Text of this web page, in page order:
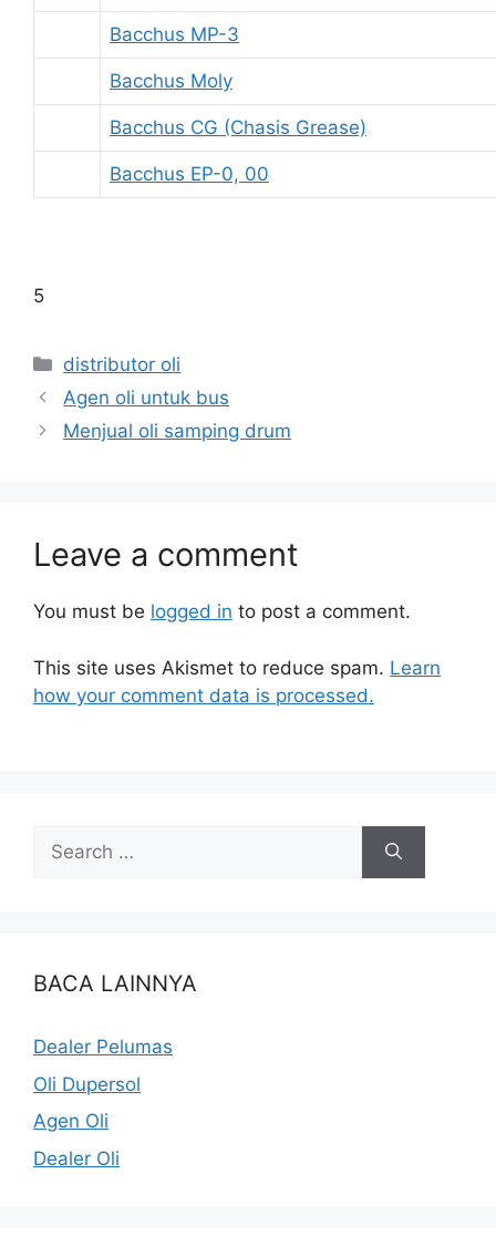
Bacchus MP-3
Bacchus Moly
Bacchus CG (Chasis Grease)
Bacchus EP-0, 00
5
distributor oli
Agen oli untuk bus
Menjual oli samping drum
Leave a comment
You must be logged in to post a comment.
This site uses Akismet to reduce spam. Learn
how your comment data is processed.
BACA LAINNYA
Dealer Pelumas
Oli Dupersol
Agen Oli
Dealer Oli